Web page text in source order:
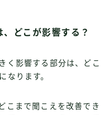
どこが影響する？
く影響する部分は、どこ
なります。
こまで聞こえを改善でき